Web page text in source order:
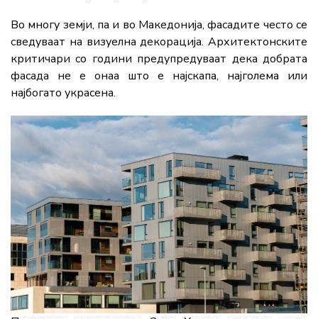
Во многу земји, па и во Македонија, фасадите често се
сведуваат на визуелна декорација. Архитектонските
критичари со години предупредуваат дека добрата
фасада не е онаа што е најскапа, најголема или
најбогато украсена.